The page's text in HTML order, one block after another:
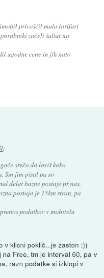
privoščil malo larifari
začeli šaltat na
ugodne cene in jih nato
:
srečo da loviš kako
Sm jim pisal pa so
delat bazne postaje pr nas,
postaja je 15km stran, pa
podatkov v mobitelu
v klicni poklič...je zaston :))
Free, tm je interval 60, pa v
razn podatke si izklopi v